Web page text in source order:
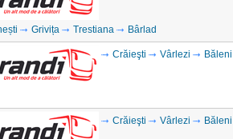
Grivița Trestiana Bârlad
Crăieşti Vârlezi Băleni
Crăieşti Vârlezi Băleni